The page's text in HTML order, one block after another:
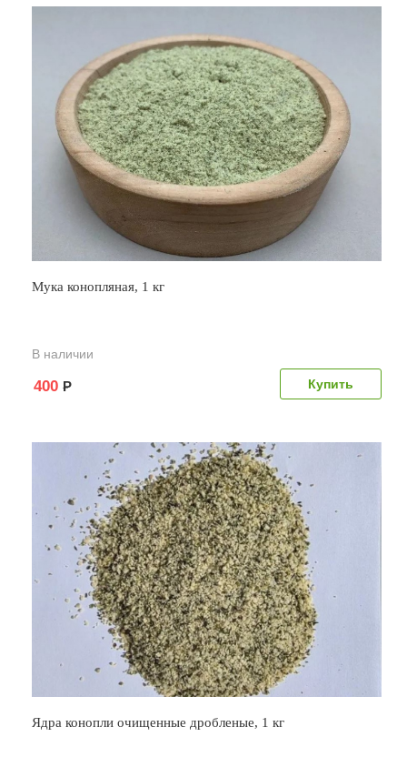
Мука конопляная, 1 кг
В наличии
400 Р
Ядра конопли очищенные дробленые, 1 кг